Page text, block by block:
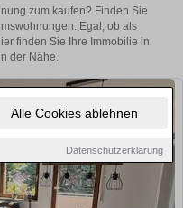
Alle Cookies ablehnen
Datenschutzerklärung
zum kaufen? Finden Sie
Egal, ob als
finden Sie Ihre Immobilie in
der Nähe.